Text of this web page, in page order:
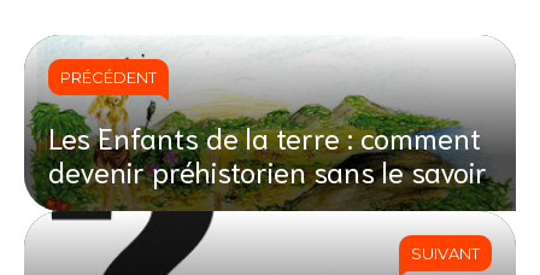
PRÉCÉDENT
Les Enfants de la terre : comment
devenir préhistorien sans le savoir
SUIVANT